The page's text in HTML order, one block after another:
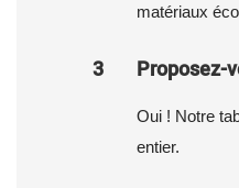
matériaux
3 Proposez-
Oui ! Notre
entier.